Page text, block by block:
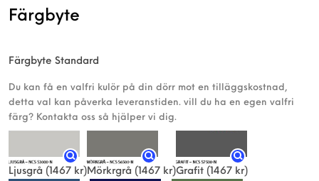
Färgbyte
Färgbyte Standard
Du kan få en valfri kulör på din dörr mot en tilläggskostnad,
detta val kan påverka leveranstiden. vill du ha en egen valfri
färg? Kontakta oss så hjälper vi dig.
Ljusgrå (1467 kr)Mörkrgrå (1467 kr)Grafit (1467 kr)